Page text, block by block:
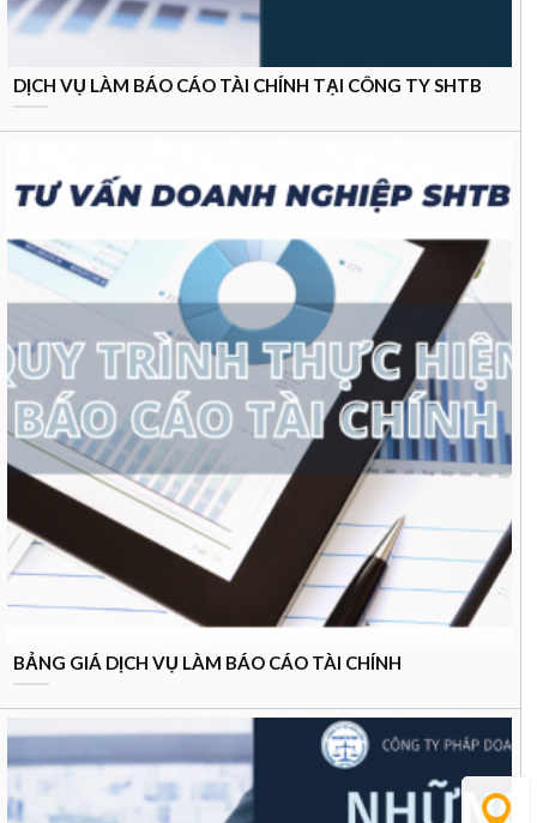
DỊCH VỤ LÀM BÁO CÁO TÀI CHÍNH TẠI CÔNG TY SHTB
BẢNG GIÁ DỊCH VỤ LÀM BÁO CÁO TÀI CHÍNH